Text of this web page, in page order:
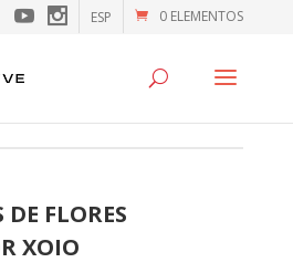
0 ELEMENTOS
ESP
FLORES
XOIO